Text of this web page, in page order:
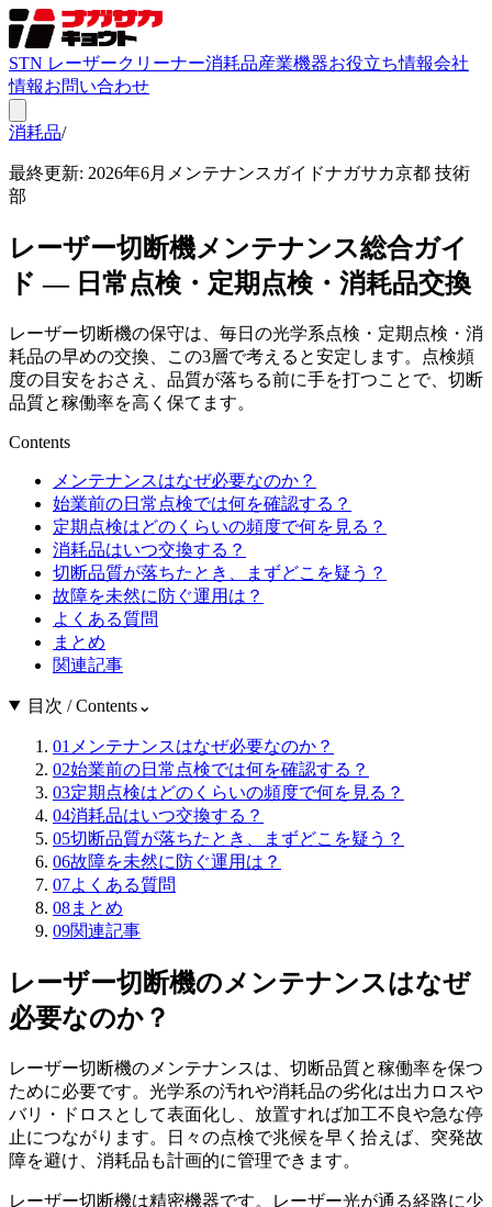
STN レーザークリーナー消耗品産業機器お役立ち情報会社
情報お問い合わせ
消耗品/お役立ち情報
最終更新: 2026年6月 メンテナンスガイドナガサカ京都 技術
部
レーザー切断機メンテナンス総合ガイ
ド — 日常点検・定期点検・消耗品交換
レーザー切断機の保守は、毎日の光学系点検・定期点検・消
耗品の早めの交換、この3層で考えると安定します。点検頻
度の目安をおさえ、品質が落ちる前に手を打つことで、切断
品質と稼働率を高く保てます。
Contents
メンテナンスはなぜ必要なのか？
始業前の日常点検では何を確認する？
定期点検はどのくらいの頻度で何を見る？
消耗品はいつ交換する？
切断品質が落ちたとき、まずどこを疑う？
故障を未然に防ぐ運用は？
よくある質問
まとめ
関連記事
目次 / Contents⌄
01 メンテナンスはなぜ必要なのか？
02始業前の日常点検では何を確認する？
03定期点検はどのくらいの頻度で何を見る？
04消耗品はいつ交換する？
05切断品質が落ちたとき、まずどこを疑う？
06故障を未然に防ぐ運用は？
07よくある質問
08まとめ
09関連記事
レーザー切断機のメンテナンスはなぜ
必要なのか？
レーザー切断機のメンテナンスは、切断品質と稼働率を保つ
ために必要です。光学系の汚れや消耗品の劣化は出力ロスや
バリ・ドロスとして表面化し、放置すれば加工不良や急な停
止につながります。日々の点検で兆候を早く拾えば、突発故
障を避け、消耗品も計画的に管理できます。
レーザー切断機は精密機器です。レーザー光が通る経路に少